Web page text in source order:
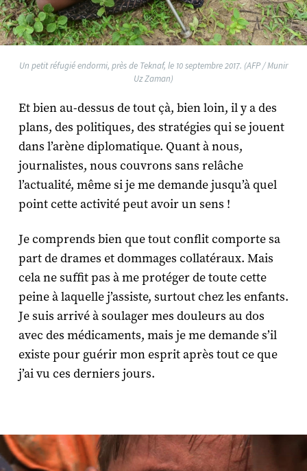
Un petit réfugié endormi, près de Teknaf, le 10 septembre 2017. (AFP / Munir
Uz Zaman)
Et bien au-dessus de tout çà, bien loin, il y a des
plans, des politiques, des stratégies qui se jouent
dans l’arène diplomatique. Quant à nous,
journalistes, nous couvrons sans relâche
l’actualité, même si je me demande jusqu’à quel
point cette activité peut avoir un sens !
Je comprends bien que tout conflit comporte sa
part de drames et dommages collatéraux. Mais
cela ne suffit pas à me protéger de toute cette
peine à laquelle j’assiste, surtout chez les enfants.
Je suis arrivé à soulager mes douleurs au dos
avec des médicaments, mais je me demande s’il
existe pour guérir mon esprit après tout ce que
j’ai vu ces derniers jours.